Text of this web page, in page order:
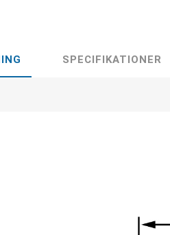
SPECIFIKATIONER